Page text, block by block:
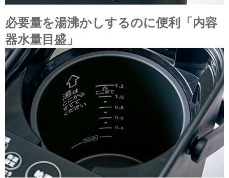
必要量を湯沸かしするのに便利「内容
器水量目盛」